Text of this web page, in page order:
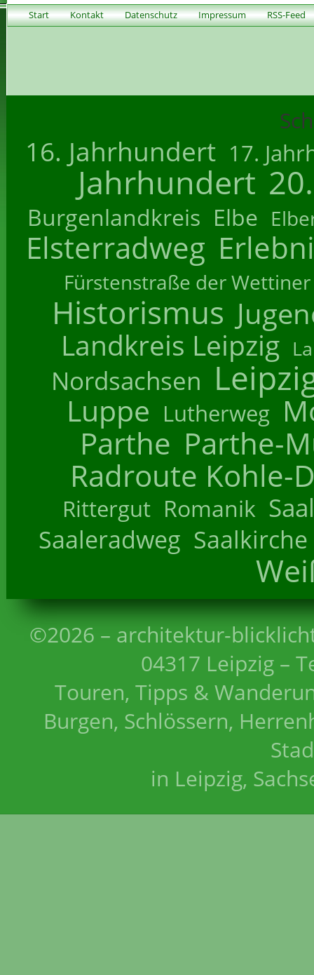
Start Kontakt Datenschutz Impressum RSS-Feed
16. Jahrhundert 17.
Jahrhundert
Burgenlandkreis Elbe
Elsterradweg
Fürstenstraße der Wettiner
Historismus
Landkreis Leipzig
Nordsachsen
Luppe Lutherweg
Parthe Parthe-
Radroute Kohle-
Rittergut Romanik
Saaleradweg Saalkirche
©2026 – architektur-
04317 Leipzig –
Touren, Tipps &
Burgen, Schlössern,
in Leipzig,